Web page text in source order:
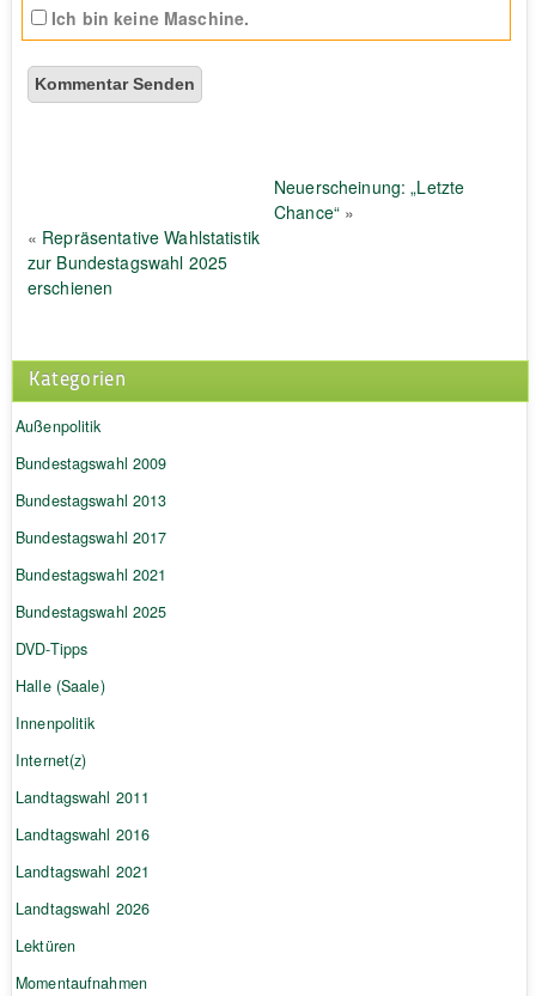
Ich bin keine Maschine.
Neuerscheinung: „Letzte
Chance“ »
« Repräsentative Wahlstatistik
zur Bundestagswahl 2025
erschienen
Kategorien
Außenpolitik
Bundestagswahl 2009
Bundestagswahl 2013
Bundestagswahl 2017
Bundestagswahl 2021
Bundestagswahl 2025
DVD-Tipps
Halle (Saale)
Innenpolitik
Internet(z)
Landtagswahl 2011
Landtagswahl 2016
Landtagswahl 2021
Landtagswahl 2026
Lektüren
Momentaufnahmen